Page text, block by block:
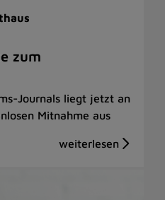
zum
Journals liegt jetzt an
Mitnahme aus